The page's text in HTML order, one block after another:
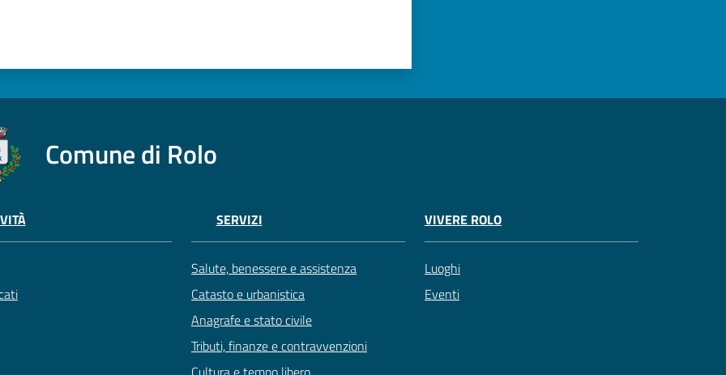
Comune di Rolo
SERVIZI
Salute, benessere e assistenza
Catasto e urbanistica
Anagrafe e stato civile
Tributi, finanze e contravvenzioni
VIVERE ROLO
Luoghi
Eventi